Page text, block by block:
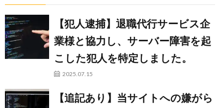
【犯人逮捕】退職代行サービス企
業様と協力し、サーバー障害を起
こした犯人を特定しました。
2025.07.15
【追記あり】当サイトへの嫌がら